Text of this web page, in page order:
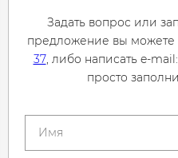
Задать вопрос или
предложение вы можете
37, либо написать e-mail:
просто